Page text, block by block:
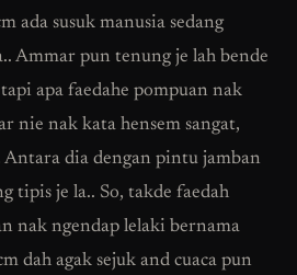
ada susuk manusia sedang
Ammar pun tenung je lah bende
apa faedahe pompuan nak
nie nak kata hensem sangat,
dia dengan pintu jamban
tipis je la.. So, takde faedah
nak ngendap lelaki bernama
dah agak sejuk and cuaca pun